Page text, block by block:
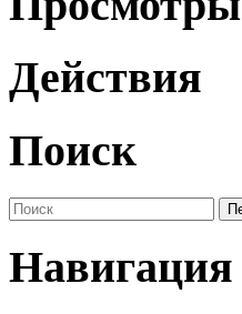
Действия
Поиск
Навигация